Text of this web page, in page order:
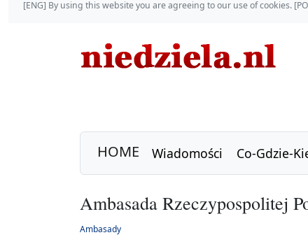
[ENG] By using this website you are agreeing to our use of cookies.
HOME Wiadomości Co-Gdzie-
Ambasada Rzeczypospolitej
Ambasady